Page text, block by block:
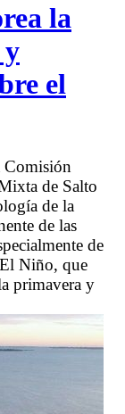
la
el
Comisión
de Salto
de la
de las
de
Niño, que
primavera y